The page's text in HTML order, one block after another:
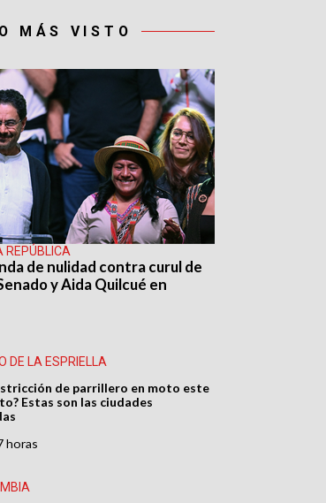
MÁS VISTO
REPÚBLICA
de nulidad contra curul de
y Aida Quilcué en
DE LA ESPRIELLA
de parrillero en moto este
Estas son las ciudades
horas